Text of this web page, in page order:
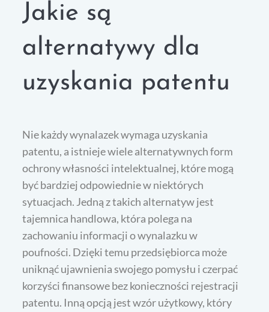
Jakie są
alternatywy dla
uzyskania patentu
Nie każdy wynalazek wymaga uzyskania
patentu, a istnieje wiele alternatywnych form
ochrony własności intelektualnej, które mogą
być bardziej odpowiednie w niektórych
sytuacjach. Jedną z takich alternatyw jest
tajemnica handlowa, która polega na
zachowaniu informacji o wynalazku w
poufności. Dzięki temu przedsiębiorca może
uniknąć ujawnienia swojego pomysłu i czerpać
korzyści finansowe bez konieczności rejestracji
patentu. Inną opcją jest wzór użytkowy, który